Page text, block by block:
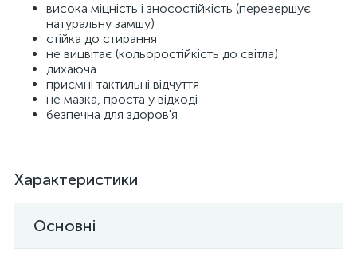
висока міцність і зносостійкість (перевершує
натуральну замшу)
стійка до стирання
не вицвітає (кольоростійкість до світла)
дихаюча
приємні тактильні відчуття
не мазка, проста у відході
безпечна для здоров'я
Характеристики
Основні